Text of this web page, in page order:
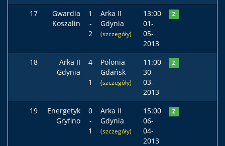
17
Gwardia
Koszalin
1
-
2
Arka II
Gdynia
(szczegóły)
13:00
01-
05-
2013
Z
18
Arka II
Gdynia
4
-
1
Polonia
Gdańsk
(szczegóły)
11:00
30-
03-
2013
Z
19
Energetyk
Gryfino
0
-
1
Arka II
Gdynia
(szczegóły)
15:00
06-
04-
2013
Z